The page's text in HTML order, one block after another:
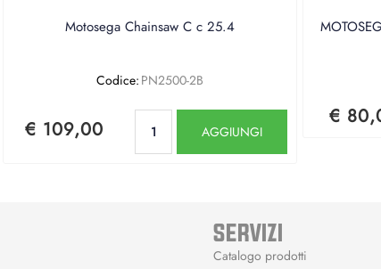
Motosega Chainsaw C c 25.4
Codice: PN2500-2B
€ 109,00 AGGIUNGI
€
SERVIZI
Catalogo prodotti